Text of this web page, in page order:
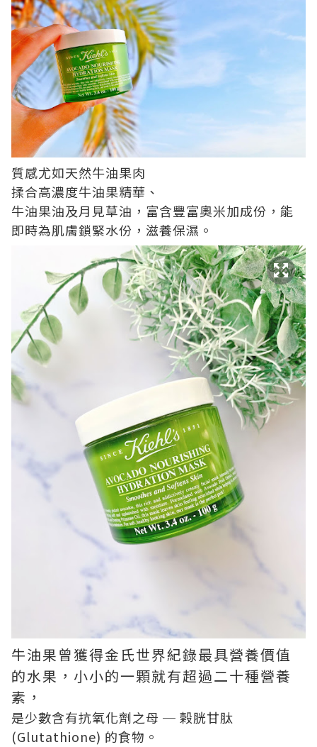
質感尤如天然牛油果肉
揉合高濃度牛油果精華、
牛油果油及月見草油，富含豐富奧米加成份，能
即時為肌膚鎖緊水份，滋養保濕。
牛油果曾獲得金氏世界紀錄最具營養價值
的水果，小小的一顆就有超過二十種營養
素，
是少數含有抗氧化劑之母 ─ 榖胱甘肽
(Glutathione) 的食物。